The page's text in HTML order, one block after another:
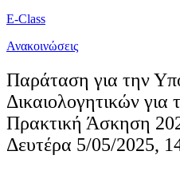
E-Class
Ανακοινώσεις
Παράταση για την
Δικαιολογητικών
Πρακτική Άσκηση
Δευτέρα 5/05/2025,